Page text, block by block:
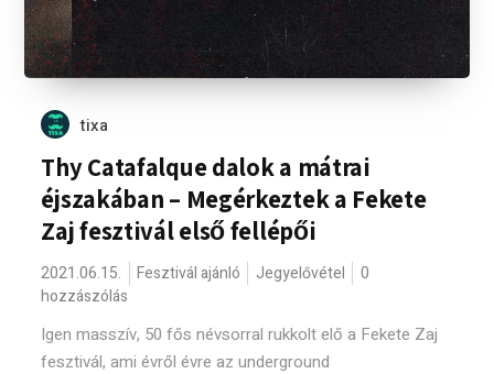
tixa
Thy Catafalque dalok a mátrai
éjszakában – Megérkeztek a Fekete
Zaj fesztivál első fellépői
2021.06.15. Fesztivál ajánló Jegyelővétel
0
hozzászólás
Igen masszív, 50 fős névsorral rukkolt elő a Fekete Zaj
fesztivál, ami évről évre az underground